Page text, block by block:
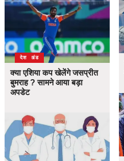
उत्तराखंड
देश
क्या एशिया कप खेलेंगे जसप्रीत
बुमराह ? सामने आया बड़ा
अपडेट